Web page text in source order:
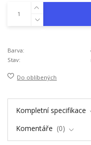
Barva:
Stav:
Do oblíbených
Kompletní specifikace
Komentáře
0